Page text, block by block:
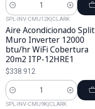
Cantidad
SPL-INV-CMU12K|CLARK
Aire Acondicionado Split
Muro Inverter 12000
btu/hr WiFi Cobertura
20m2 ITP-12HRE1
$338.912
Cantidad
SPL-INV-CMU9K|CLARK